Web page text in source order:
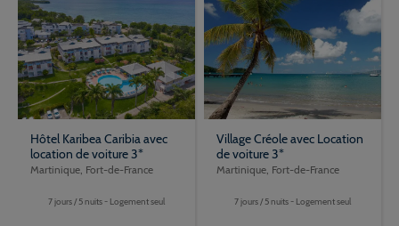
Hôtel Karibea Caribia avec
location de voiture 3*
Martinique, Fort-de-France
7 jours / 5 nuits - Logement seul
Village Créole avec Location
de voiture 3*
Martinique, Fort-de-France
7 jours / 5 nuits - Logement seul